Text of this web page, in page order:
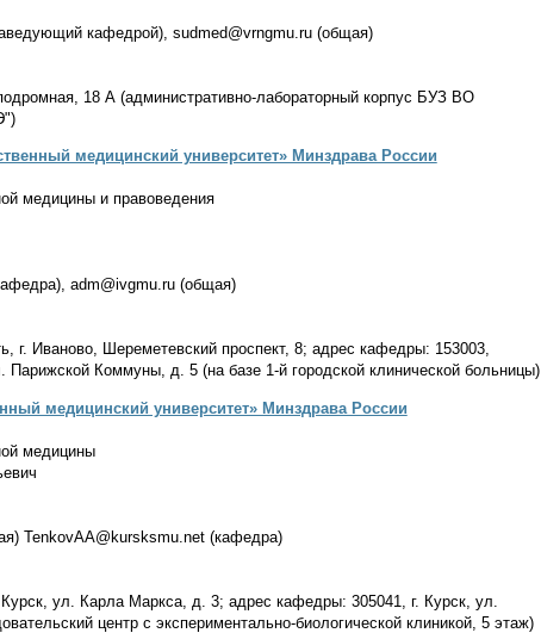
кафедрой), sudmed@vrngmu.ru (общая)
18 А (административно-лабораторный корпус БУЗ ВО
медицинский университет» Минздрава России
медицины и правоведения
adm@ivgmu.ru (общая)
г. Иваново, Шереметевский проспект, 8; адрес кафедры: 153003,
Парижской Коммуны, д. 5 (на базе 1-й городской клинической больницы)
медицинский университет» Минздрава России
медицины
TenkovAA@kursksmu.net (кафедра)
ул. Карла Маркса, д. 3; адрес кафедры: 305041, г. Курск, ул.
центр с экспериментально-биологической клиникой, 5 этаж)